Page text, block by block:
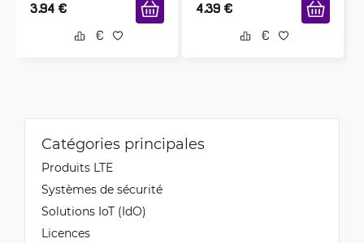
3.94 € 4.39 €
Catégories principales
Produits LTE
Systèmes de sécurité
Solutions IoT (IdO)
Licences